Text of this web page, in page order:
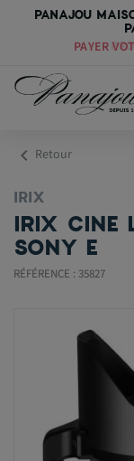
PANAJOU
PAYER
chevron_left Retour
IRIX
IRIX CINE
SONY E
RÉFÉRENCE : 35827